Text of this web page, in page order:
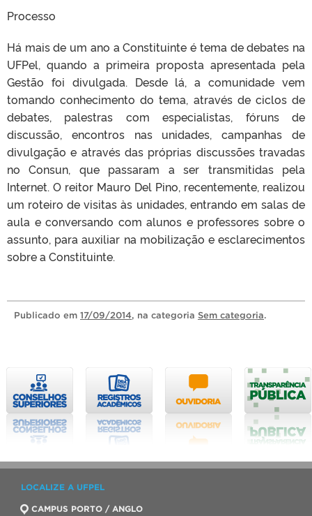
Processo
Há mais de um ano a Constituinte é tema de debates na
UFPel, quando a primeira proposta apresentada pela
Gestão foi divulgada. Desde lá, a comunidade vem
tomando conhecimento do tema, através de ciclos de
debates, palestras com especialistas, fóruns de
discussão, encontros nas unidades, campanhas de
divulgação e através das próprias discussões travadas
no Consun, que passaram a ser transmitidas pela
Internet. O reitor Mauro Del Pino, recentemente, realizou
um roteiro de visitas às unidades, entrando em salas de
aula e conversando com alunos e professores sobre o
assunto, para auxiliar na mobilização e esclarecimentos
sobre a Constituinte.
Publicado em 17/09/2014, na categoria Sem categoria.
LOCALIZE A UFPEL
CAMPUS PORTO / ANGLO